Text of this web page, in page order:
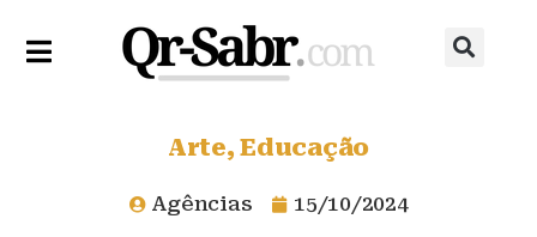
Arte,Educação
Agências 15/10/2024